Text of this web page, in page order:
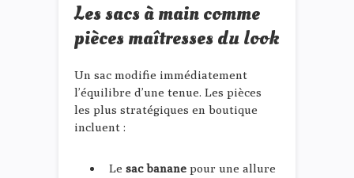
Les sacs à main comme
pièces maîtresses du look
Un sac modifie immédiatement
l’équilibre d’une tenue. Les pièces
les plus stratégiques en boutique
incluent :
Le sac banane pour une allure